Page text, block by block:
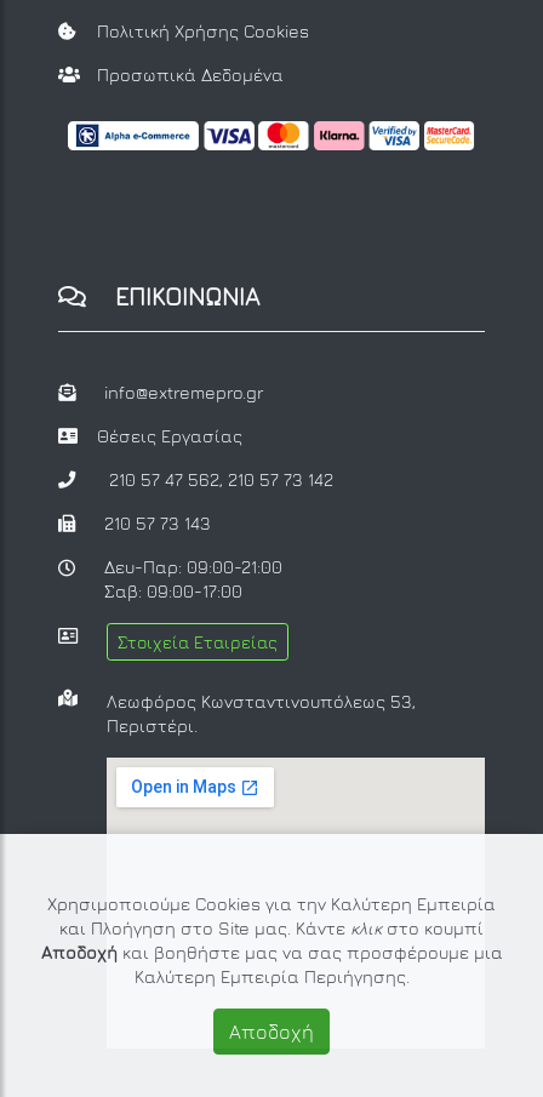
Χρησιμοποιούμε Cookies για την Καλύτερη Εμπειρία
και Πλοήγηση στο Site μας. Κάντε κλικ στο κουμπί
Αποδοχήκαι βοηθήστε μας να σας προσφέρουμε μια
Καλύτερη Εμπειρία Περιήγησης.
Αποδοχή
Πολιτική Χρήσης Cookies
Προσωπικά Δεδομένα
ΕΠΙΚΟΙΝΩΝΙΑ
info@extremepro.gr
Θέσεις Εργασίας
210 57 47 562, 210 57 73 142
210 57 73 143
Δευ-Παρ: 09:00-21:00
Σαβ: 09:00-17:00
Στοιχεία Εταιρείας
Λεωφόρος Κωνσταντινουπόλεως 53,
Περιστέρι.